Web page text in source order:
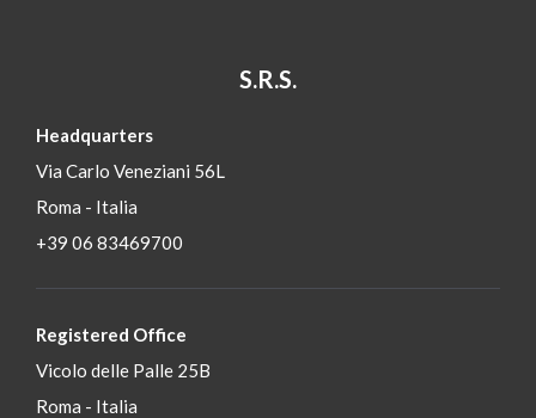
S.R.S.
Headquarters
Via Carlo Veneziani 56L
Roma - Italia
+39 06 83469700
Registered Office
Vicolo delle Palle 25B
Roma - Italia